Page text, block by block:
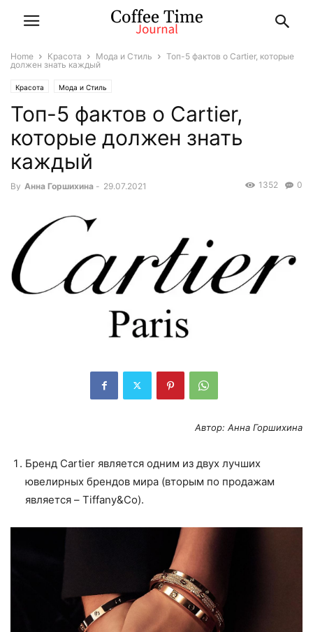
Home Красота Мода и Стиль
Топ-5 фактов о Cartier, которые
должен знать каждый
Красота Мода и Стиль
Топ-5 фактов о Cartier,
которые должен знать
каждый
By Анна Горшихина - 29.07.2021 0
1352
Автор: Анна Горшихина
Бренд Cartier является одним из двух лучших
ювелирных брендов мира (вторым по продажам
является – Tiffany&Co).